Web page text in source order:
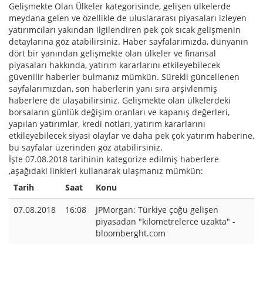
Gelişmekte Olan Ülkeler kategorisinde, gelişen ülkelerde
meydana gelen ve özellikle de uluslararası piyasaları izleyen
yatırımcıları yakından ilgilendiren pek çok sıcak gelişmenin
detaylarına göz atabilirsiniz. Haber sayfalarımızda, dünyanın
dört bir yanından gelişmekte olan ülkeler ve finansal
piyasaları hakkında, yatırım kararlarını etkileyebilecek
güvenilir haberler bulmanız mümkün. Sürekli güncellenen
sayfalarımızdan, son haberlerin yanı sıra arşivlenmiş
haberlere de ulaşabilirsiniz. Gelişmekte olan ülkelerdeki
borsaların günlük değişim oranları ve kapanış değerleri,
yapılan yatırımlar, kredi notları, yatırım kararlarını
etkileyebilecek siyasi olaylar ve daha pek çok yatırım haberine,
bu sayfalar üzerinden göz atabilirsiniz.
İşte 07.08.2018 tarihinin kategorize edilmiş haberlere
,aşağıdaki linkleri kullanarak ulaşmanız mümkün:
Tarih
Saat
Konu
07.08.2018
16:08
JPMorgan: Türkiye çoğu gelişen
piyasadan "kilometrelerce uzakta" -
bloomberght.com